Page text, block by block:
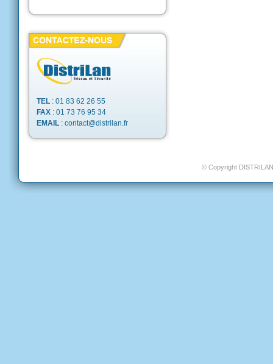
TEL: 01 83 62 26 55
FAX: 01 73 76 95 34
EMAIL: contact@distrilan.fr
© Copyright DISTRILAN